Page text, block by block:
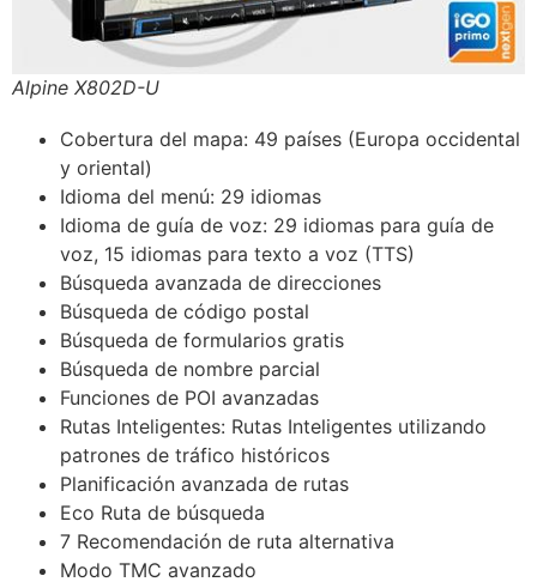
Alpine X802D-U
Cobertura del mapa: 49 países (Europa occidental
y oriental)
Idioma del menú: 29 idiomas
Idioma de guía de voz: 29 idiomas para guía de
voz, 15 idiomas para texto a voz (TTS)
Búsqueda avanzada de direcciones
Búsqueda de código postal
Búsqueda de formularios gratis
Búsqueda de nombre parcial
Funciones de POI avanzadas
Rutas Inteligentes: Rutas Inteligentes utilizando
patrones de tráfico históricos
Planificación avanzada de rutas
Eco Ruta de búsqueda
7 Recomendación de ruta alternativa
Modo TMC avanzado